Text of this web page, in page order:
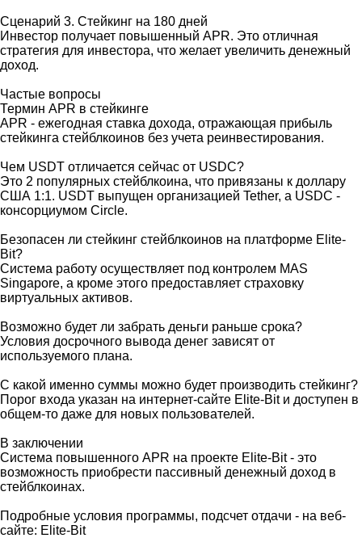
Сценарий 3. Стейкинг на 180 дней
Инвестор получает повышенный APR. Это отличная
стратегия для инвестора, что желает увеличить денежный
доход.
Частые вопросы
Термин APR в стейкинге
APR - ежегодная ставка дохода, отражающая прибыль
стейкинга стейблкоинов без учета реинвестирования.
Чем USDT отличается сейчас от USDC?
Это 2 популярных стейблкоина, что привязаны к доллару
США 1:1. USDT выпущен организацией Tether, а USDC -
консорциумом Circle.
Безопасен ли стейкинг стейблкоинов на платформе Elite-
Bit?
Система работу осуществляет под контролем MAS
Singapore, а кроме этого предоставляет страховку
виртуальных активов.
Возможно будет ли забрать деньги раньше срока?
Условия досрочного вывода денег зависят от
используемого плана.
С какой именно суммы можно будет производить стейкинг?
Порог входа указан на интернет-сайте Elite-Bit и доступен в
общем-то даже для новых пользователей.
В заключении
Система повышенного APR на проекте Elite-Bit - это
возможность приобрести пассивный денежный доход в
стейблкоинах.
Подробные условия программы, подсчет отдачи - на веб-
сайте: Elite-Bit